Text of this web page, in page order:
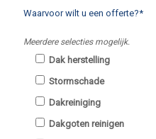
Waarvoor wilt u een offerte?*
Meerdere selecties mogelijk.
Dak herstelling
Stormschade
Dakreiniging
Dakgoten reinigen